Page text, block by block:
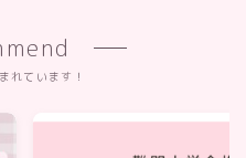
れています！